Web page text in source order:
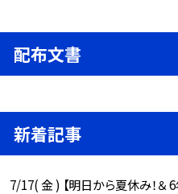
配布文書
新着記事
7/17( 金 ) 【明日から夏休み！